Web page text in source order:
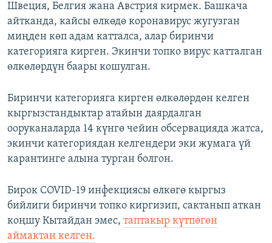
Швеция, Белгия жана Австрия кирмек. Башкача
айтканда, кайсы өлкөдө коронавирус жугузган
миңден көп адам катталса, алар биринчи
категорияга кирген. Экинчи топко вирус катталган
өлкөлөрдүн баары кошулган.
Биринчи категорияга кирген өлкөлөрдөн келген
кыргызстандыктар атайын даярдалган
ооруканаларда 14 күнгө чейин обсервацияда жатса,
экинчи категориядан келгендери эки жумага үй
карантинге алына турган болгон.
Бирок COVID-19 инфекциясы өлкөгө кыргыз
бийлиги биринчи топко киргизип, сактанып аткан
коңшу Кытайдан эмес, таптакыр күтпөгөн
аймактан келген.